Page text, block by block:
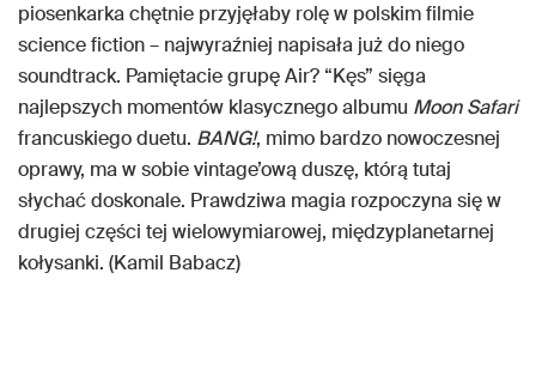
piosenkarka chętnie przyjęłaby rolę w polskim filmie
science fiction – najwyraźniej napisała już do niego
soundtrack. Pamiętacie grupę Air? “Kęs” sięga
najlepszych momentów klasycznego albumu Moon Safari
francuskiego duetu. BANG!, mimo bardzo nowoczesnej
oprawy, ma w sobie vintage’ową duszę, którą tutaj
słychać doskonale. Prawdziwa magia rozpoczyna się w
drugiej części tej wielowymiarowej, międzyplanetarnej
kołysanki. (Kamil Babacz)